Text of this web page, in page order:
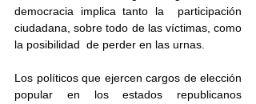
democracia implica tanto la  participación
ciudadana, sobre todo de las víctimas, como
la posibilidad  de perder en las urnas.
Los políticos que ejercen cargos de elección
popular en los estados republicanos